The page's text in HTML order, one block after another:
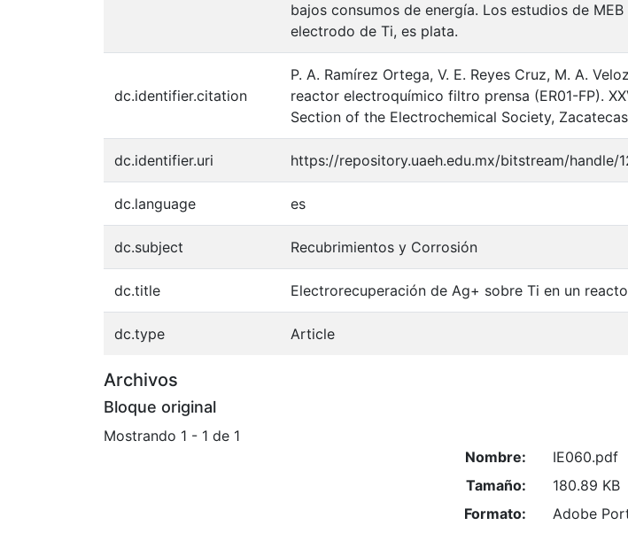
bajos consumos de energía. Los estudios de
electrodo de Ti, es plata.
dc.identifier.citation
P. A. Ramírez Ortega, V. E. Reyes Cruz, M. A.
reactor electroquímico filtro prensa (ER01-FP).
Section of the Electrochemical Society,
dc.identifier.uri https://repository.uaeh.edu.mx/bitstream/handle/
dc.language es
dc.subject Recubrimientos y Corrosión
dc.title Electrorecuperación de Ag+ sobre Ti en un
dc.type Article
Archivos
Bloque original
Mostrando 1 - 1 de 1
Nombre:
IE060.pdf
Tamaño:
180.89 KB
Formato:
Adobe